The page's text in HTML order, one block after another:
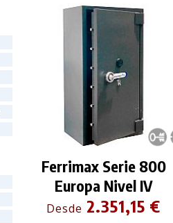
Ferrimax Serie 800
Europa Nivel IV
Desde 2.351,15 €